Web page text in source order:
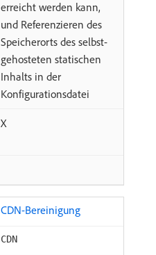
erreicht werden kann,
und Referenzieren des
Speicherorts des selbst-
gehosteten statischen
Inhalts in der
Konfigurationsdatei
X
CDN-Bereinigung
CDN